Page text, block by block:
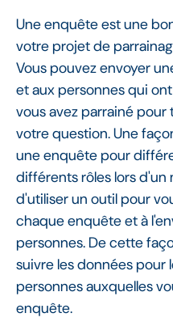
Une enquête est une
votre projet de
Vous pouvez envoyer
et aux personnes qui
vous avez parrainé
votre question. Une
une enquête pour
différents rôles lors
d'utiliser un outil pour
chaque enquête et à
personnes. De cette
suivre les données pour
personnes auxquelles
enquête.